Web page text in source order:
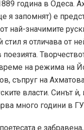
година в Одеса.
я запомнят) е
най-значимите
я отличава от
на режима на
съпруг на
власти. Синът
много години в
е